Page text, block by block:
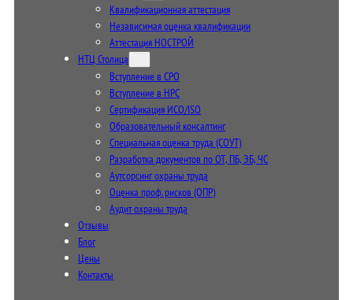
Квалификационная аттестация
Независимая оценка квалификации
Аттестация НОСТРОЙ
НТЦ Столица
Вступление в СРО
Вступление в НРС
Сертификация ИСО/ISO
Образовательный консалтинг
Специальная оценка труда (СОУТ)
Разработка документов по ОТ, ПБ, ЭБ, ЧС
Аутсорсинг охраны труда
Оценка проф. рисков (ОПР)
Аудит охраны труда
Отзывы
Блог
Цены
Контакты